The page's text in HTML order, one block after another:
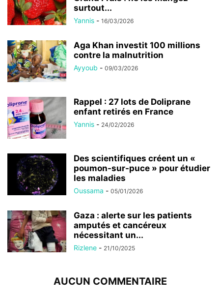
surtout...
Yannis - 16/03/2026
Aga Khan investit 100 millions
contre la malnutrition
Ayyoub - 09/03/2026
Rappel : 27 lots de Doliprane
enfant retirés en France
Yannis - 24/02/2026
Des scientifiques créent un «
poumon-sur-puce » pour étudier
les maladies
Oussama - 05/01/2026
Gaza : alerte sur les patients
amputés et cancéreux
nécessitant un...
Rizlene - 21/10/2025
AUCUN COMMENTAIRE